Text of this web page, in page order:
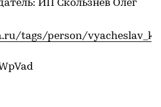
ИП Скользнев Олег
tags/person/